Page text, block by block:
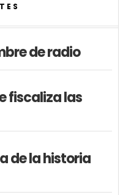
de radio
fiscaliza las
de la historia